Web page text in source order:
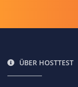
ÜBER HOSTTEST